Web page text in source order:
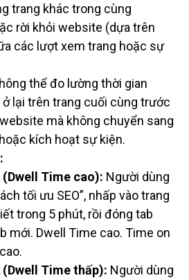
trang khác trong cùng
rời khỏi website (dựa trên
các lượt xem trang hoặc sự
thể đo lường thời gian
lại trên trang cuối cùng trước
mà không chuyển sang
kích hoạt sự kiện.
Time cao): Người dùng
tối ưu SEO”, nhấp vào trang
trong 5 phút, rồi đóng tab
mới. Dwell Time cao. Time on
Time thấp): Người dùng